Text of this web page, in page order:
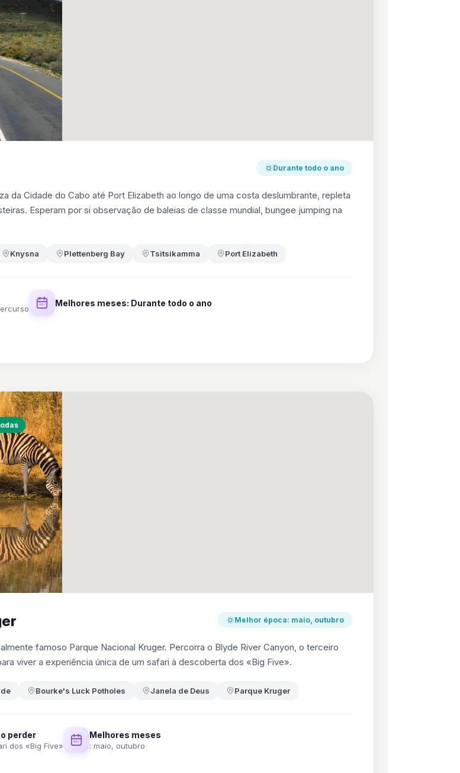
Durante todo o ano
da Cidade do Cabo até Port Elizabeth ao longo de uma costa deslumbrante, repleta
Esperam por si observação de baleias de classe mundial, bungee jumping na
Knysna Plettenberg Bay Tsitsikamma Port Elizabeth
Melhores meses: Durante todo o ano
Melhor época: maio, outubro
famoso Parque Nacional Kruger. Percorra o Blyde River Canyon, o terceiro
viver a experiência única de um safari à descoberta dos «Big Five».
Bourke's Luck Potholes Janela de Deus Parque Kruger
perder
dos «Big Five»
Melhores meses
: maio, outubro